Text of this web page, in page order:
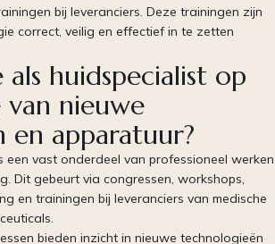
bij leveranciers. Deze trainingen zijn
correct, veilig en effectief in te zetten
huidspecialist op
nieuwe
en apparatuur?
een vast onderdeel van professioneel werken
Dit gebeurt via congressen, workshops,
en trainingen bij leveranciers van medische
bieden inzicht in nieuwe technologieën